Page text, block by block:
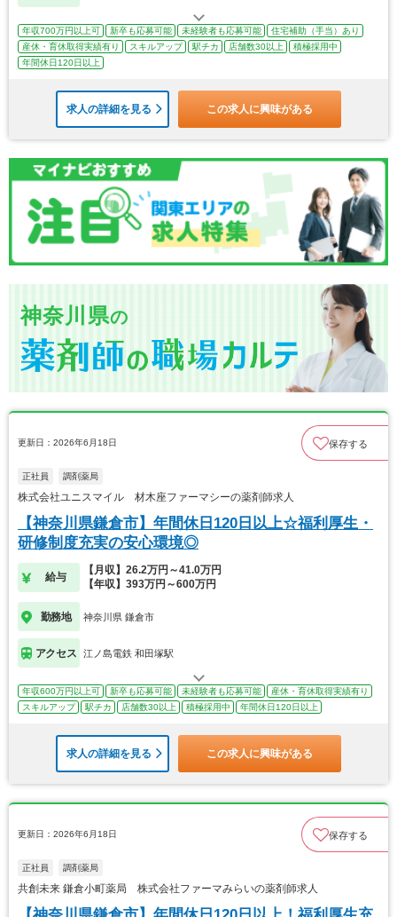
年収700万円以上可 新卒も応募可能 未経験者も応募可能
住宅補助（手当）あり
産休・育休取得実績有り
スキルアップ 駅チカ 店舗数30以上
積極採用中
年間休日120日以上
求人の詳細を見る この求人に興味がある
神奈川県の
更新日：2026年6月18日 保存する
正社員 調剤薬局
株式会社ユニスマイル 材木座ファーマシーの薬剤師求人
【神奈川県鎌倉市】年間休日120日以上☆福利厚生・
研修制度充実の安心環境◎
給与
【月収】26.2万円～41.0万円
【年収】393万円～600万円
勤務地 神奈川県 鎌倉市
アクセス 江ノ島電鉄 和田塚駅
年収600万円以上可 新卒も応募可能 未経験者も応募可能
産休・育休取得実績有り
スキルアップ
駅チカ 店舗数30以上 積極採用中 年間休日120日以上
求人の詳細を見る この求人に興味がある
更新日：2026年6月18日 保存する
正社員 調剤薬局
共創未来 鎌倉小町薬局 株式会社ファーマみらいの薬剤師求人